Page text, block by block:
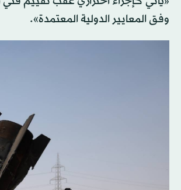
وفق المعايير الدولية المعتمدة».